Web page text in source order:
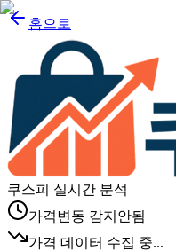
홈으로
쿠스피 실시간 분석
가격변동 감지안됨
가격 데이터 수집 중...